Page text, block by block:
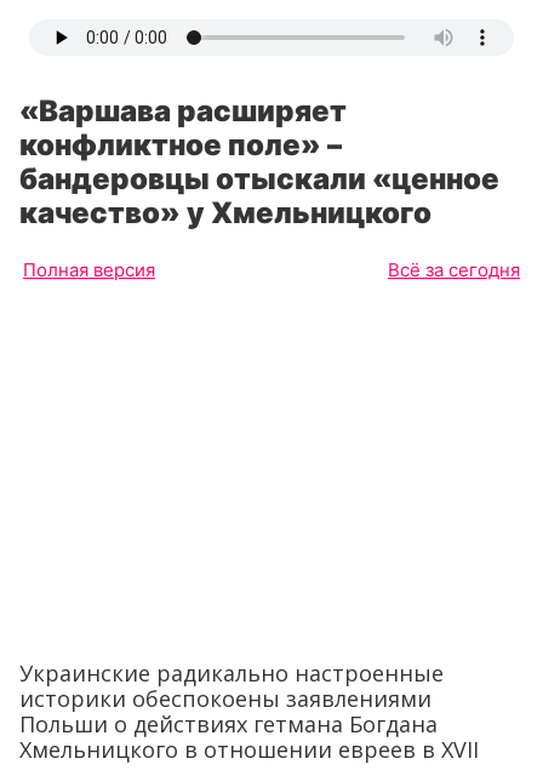
«Варшава расширяет
конфликтное поле» –
бандеровцы отыскали «ценное
качество» у Хмельницкого
Полная версия Всё за сегодня
Украинские радикально настроенные
историки обеспокоены заявлениями
Польши о действиях гетмана Богдана
Хмельницкого в отношении евреев в XVII